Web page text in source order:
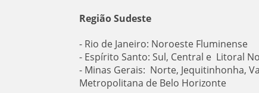
Região Sudeste
- Rio de Janeiro: Noroeste Fluminense
- Espírito Santo: Sul, Central e Litoral
- Minas Gerais: Norte, Jequitinhonha,
Metropolitana de Belo Horizonte